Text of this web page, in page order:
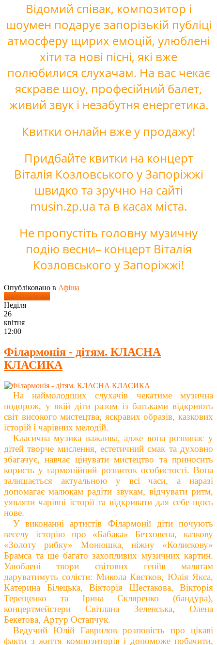
Відомий співак, композитор і
шоумен подарує запорізькій публіці
атмосферу щирих емоцій, улюблені
хіти та нові пісні, які вже
полюбилися слухачам. На вас чекає
яскраве шоу, професійний балет,
живий звук і незабутня енергетика.
Квитки онлайн вже у продажу!
Придбайте квитки на концерт
Віталія Козловського у Запоріжжі
швидко та зручно на сайті
musin.zp.ua та в касах міста.
Не пропустіть головну музичну
подію весни– концерт Віталія
Козловського у Запоріжжі!
Опубліковано в Афіша
Детальніше ...
Неділя
26
квітня
12:00
Філармонія - дітям. КЛАСНА
КЛАСИКА
На наймолодших слухачів чекатиме музична
подорож, у якій діти разом із батьками відкриють
світ високого мистецтва, яскравих образів, казкових
історій і чарівних мелодій.
Класична музика важлива, адже вона розвиває у
дітей творче мислення, естетичний смак та духовно
збагачує, навчає цінувати мистецтво та приносить
користь у гармонійний розвиток особистості. Вона
залишається актуальною у всі часи, а наразі
допомагає малюкам радіти звукам, відчувати ритм,
уявляти чарівні історії та відкривати для себе щось
нове.
У виконанні артистів Філармонії діти почують
веселу історію про «Бабака» Бетховена, казкову
«Золоту рибку» Монюшка, ніжну «Колискову»
Брамса та ще багато захопливих музичних картин.
Улюблені твори світових геніїв малятам
даруватимуть солісти: Микола Квєтков, Юлія Якса,
Катерина Білецька, Вікторія Шестакова, Вікторія
Терещенко таІрина Скляренко (бандура),
концертмейстери Світлана Зеленська, Олена
Бекетова, Артур Остапчук.
Ведучий Юлій Гаврилов розповість про цікаві
факти з життя композиторів і допоможе побачити,